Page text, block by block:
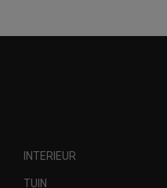
INTERIEUR
TUIN